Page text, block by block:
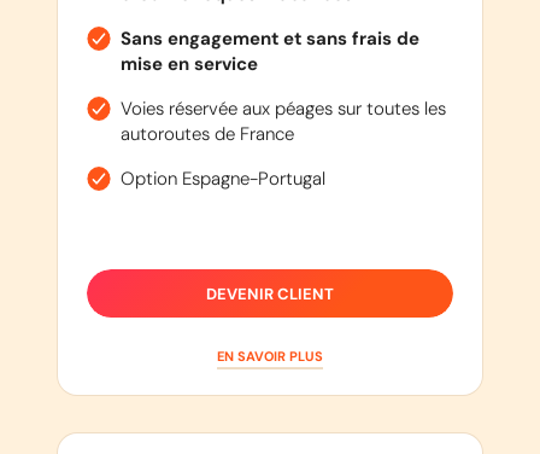
Sans engagement et sans frais de
mise en service
Voies réservée aux péages sur toutes les
autoroutes de France
Option Espagne-Portugal
DEVENIR CLIENT
EN SAVOIR PLUS